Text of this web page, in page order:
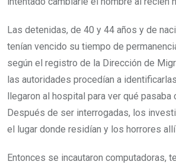
Las detenidas, de 40 y 44 años y de
tenían vencido su tiempo de
según el registro de la Dirección de
las autoridades procedían a
llegaron al hospital para ver qué pasaba
Después de ser interrogadas, los
el lugar donde residían y los horrores
Entonces se incautaron computadoras,